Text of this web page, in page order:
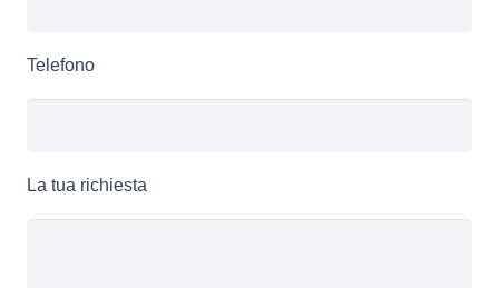
Telefono
La tua richiesta